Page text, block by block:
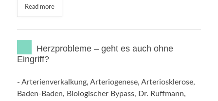
Read more
Herzprobleme – geht es auch ohne
Eingriff?
- Arterienverkalkung, Arteriogenese, Arteriosklerose,
Baden-Baden, Biologischer Bypass, Dr. Ruffmann,